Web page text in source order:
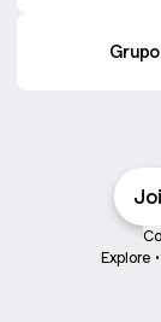
Explore •